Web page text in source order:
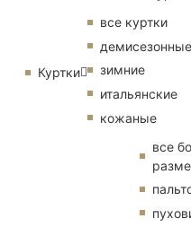
Куртки
все куртки
демисезонные
зимние
итальянские
кожаные
все